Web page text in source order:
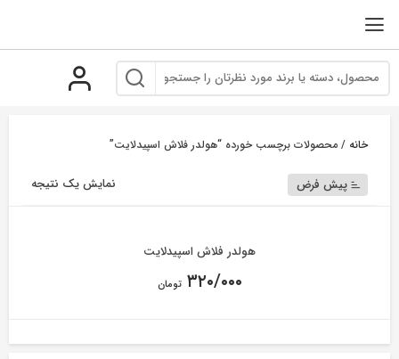
خانه / محصولات برچسب خورده “هولدر فلاش اسپیدلایت”
نمایش یک نتیجه پیش فرض
هولدر فلاش اسپیدلایت
۳۲۰/۰۰۰ تومان